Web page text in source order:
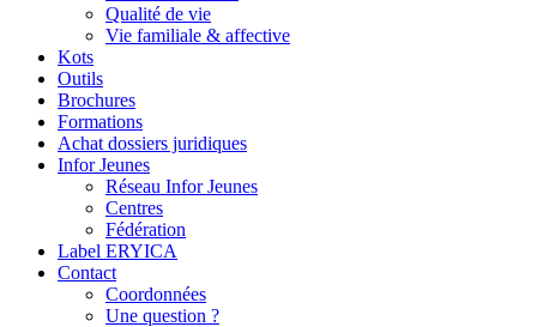
Qualité de vie
Vie familiale & affective
Kots
Outils
Brochures
Formations
Achat dossiers juridiques
Infor Jeunes
Réseau Infor Jeunes
Centres
Fédération
Label ERYICA
Contact
Coordonnées
Une question ?